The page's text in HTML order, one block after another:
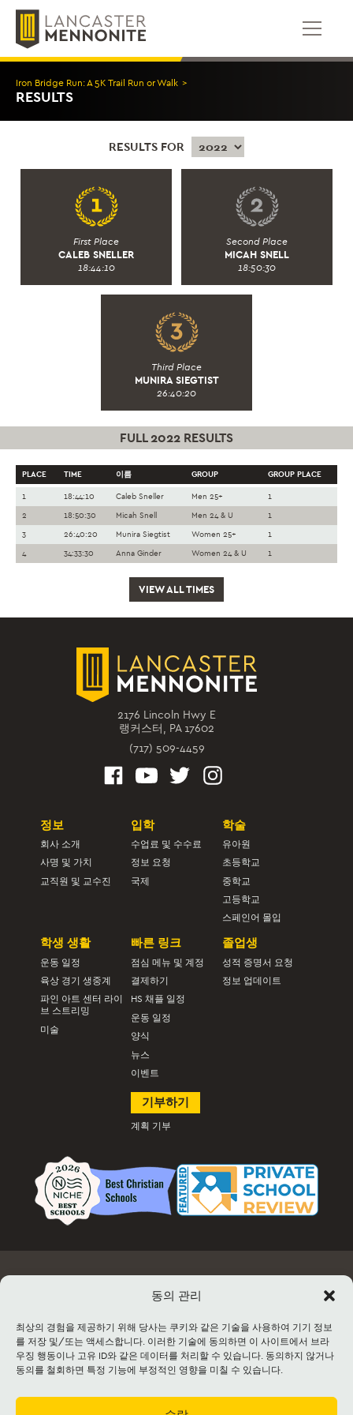
동의 관리
최상의 경험을 제공하기 위해 당사는 쿠키와 같은 기술을 사용하여 기기 정보
를 저장 및/또는 액세스합니다. 이러한 기술에 동의하면 이 사이트에서 브라
우징 행동이나 고유 ID와 같은 데이터를 처리할 수 있습니다. 동의하지 않거나
동의를 철회하면 특정 기능에 부정적인 영향을 미칠 수 있습니다.
로
기
Iron Bridge Run: A 5K Trail Run or Walk >
RESULTS
RESULTS FOR
First Place
CALEB SNELLER
18:44:10
Second Place
MICAH SNELL
18:50:30
Third Place
MUNIRA SIEGTIST
26:40:20
FULL 2022 RESULTS
PLACE TIME 이름 GROUP GROUP PLACE
1 18:44:10 Caleb Sneller Men 25+
1
2
18:50:30 Micah Snell Men 24 & U
1
3
26:40:20 Munira Siegtist Women 25+
1
4
34:33:30 Anna Ginder Women 24 & U 1
VIEW ALL TIMES
2176 Lincoln Hwy E
랭커스터, PA 17602
(717) 509-4459
정보
회사 소개
사명 및 가치
교직원 및 교수진
입학
수업료 및 수수료
정보 요청
국제
학술
유아원
초등학교
중학교
고등학교
스페인어 몰입
학생 생활
운동 일정
육상 경기 생중계
파인 아트 센터 라이
브 스트리밍
미술
빠른 링크
점심 메뉴 및 계정
결제하기
HS 채플 일정
운동 일정
양식
뉴스
이벤트
졸업생
성적 증명서 요청
정보 업데이트
기부하기
계획 기부
©2026 Lancaster Mennonite. All rights
reserved. |Privacy Policy|Cookie Policy |
Social Media Policy | Title IX |Safe2Say|
the GooglePrivacy PolicyandTerms of
apply.